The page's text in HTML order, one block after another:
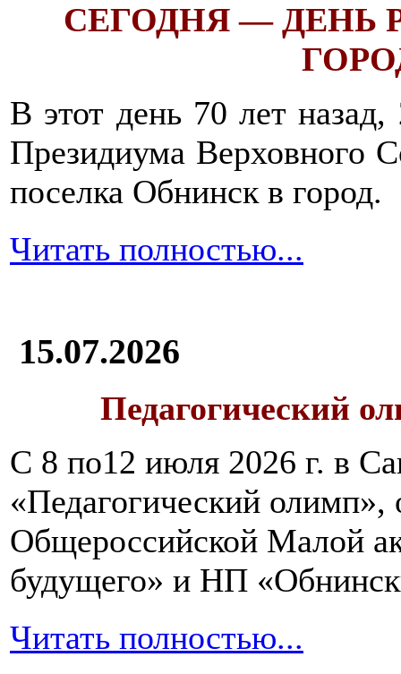
СЕГОДНЯ — ДЕНЬ
В этот день 70 лет
Президиума Верховного
поселка Обнинск в город.
Читать полностью...
15.07.2026
Педагогический
С 8 по12 июля 2026 г. в
«Педагогический олимп»,
Общероссийской Малой
будущего» и НП
Читать полностью...